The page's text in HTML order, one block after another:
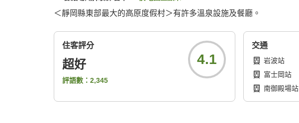
＜靜岡縣東部最大的高原度假村＞有許多溫泉設施及餐廳。
住客評分
超好
評語數： 2,345
4.1
交通
岩波站
富士岡站
南御殿場站